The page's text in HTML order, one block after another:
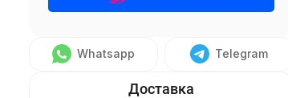
Whatsapp Telegram